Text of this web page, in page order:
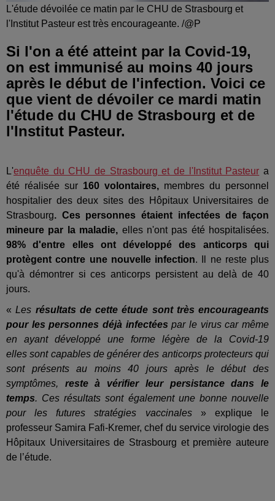
L'étude dévoilée ce matin par le CHU de Strasbourg et
l'Institut Pasteur est très encourageante. /@P
Si l'on a été atteint par la Covid-19,
on est immunisé au moins 40 jours
après le début de l'infection. Voici ce
que vient de dévoiler ce mardi matin
l'étude du CHU de Strasbourg et de
l'Institut Pasteur.
L'enquête du CHU de Strasbourg et de l'Institut Pasteur a
été réalisée sur 160 volontaires, membres du personnel
hospitalier des deux sites des Hôpitaux Universitaires de
Strasbourg. Ces personnes étaient infectées de façon
mineure par la maladie, elles n'ont pas été hospitalisées.
98% d'entre elles ont développé des anticorps qui
protègent contre une nouvelle infection. Il ne reste plus
qu'à démontrer si ces anticorps persistent au delà de 40
jours.
«Les résultats de cette étude sont très encourageants
pour les personnes déjà infectées par le virus car même
en ayant développé une forme légère de la Covid-19
elles sont capables de générer des anticorps protecteurs qui
sont présents au moins 40 jours après le début des
symptômes, reste à vérifier leur persistance dans le
temps. Ces résultats sont également une bonne nouvelle
pour les futures stratégies vaccinales» explique le
professeur Samira Fafi-Kremer, chef du service virologie des
Hôpitaux Universitaires de Strasbourg et première auteure
de l’étude.